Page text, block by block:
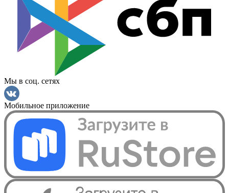
Мы в соц. сетях
Мобильное приложение